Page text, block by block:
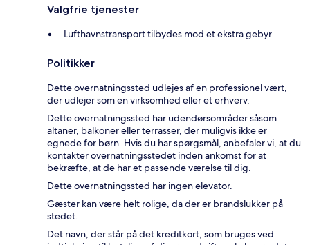
Valgfrie tjenester
Lufthavnstransport tilbydes mod et ekstra gebyr
Politikker
Dette overnatningssted udlejes af en professionel vært,
der udlejer som en virksomhed eller et erhverv.
Dette overnatningssted har udendørsområder såsom
altaner, balkoner eller terrasser, der muligvis ikke er
egnede for børn. Hvis du har spørgsmål, anbefaler vi, at du
kontakter overnatningsstedet inden ankomst for at
bekræfte, at de har et passende værelse til dig.
Dette overnatningssted har ingen elevator.
Gæster kan være helt rolige, da der er brandslukker på
stedet.
Det navn, der står på det kreditkort, som bruges ved